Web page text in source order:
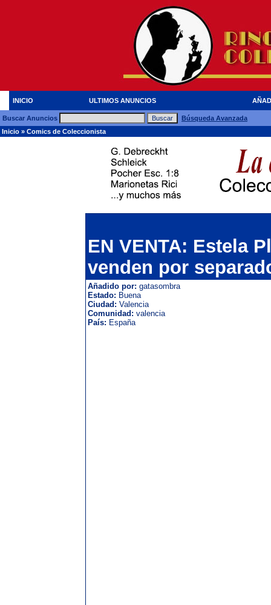
INICIO ULTIMOS ANUNCIOS
Buscar Anuncios
Búsqueda Avanzada
Inicio » Comics de Coleccionista
EN VENTA: Estela
venden por
Añadido por: gatasombra
Estado: Buena
Ciudad: Valencia
Comunidad: valencia
País: España